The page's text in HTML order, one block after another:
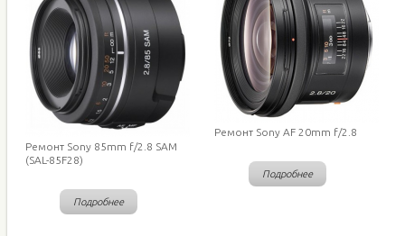
Ремонт Sony 85mm f/2.8 SAM
(SAL-85F28)
Подробнее
Ремонт Sony AF 20mm f/2.8
Подробнее